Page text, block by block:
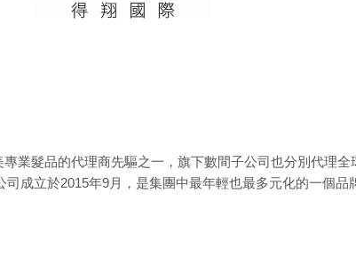
業髮品的代理商先驅之一，旗下數間子公司也分別代理
成立於2015年9月，是集團中最年輕也最多元化的一個品